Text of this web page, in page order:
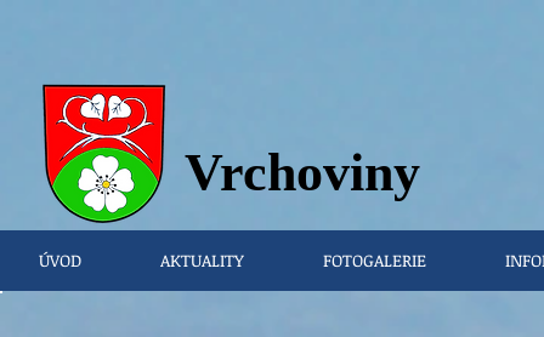
ÚVOD AKTUALITY FOTOGALERIE
Vrchoviny